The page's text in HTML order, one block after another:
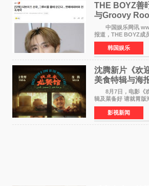
THE BOYZ善
与Groovy
活动并行
中国娱乐网讯
报道，THE BOYZ成
专属合约。AT AREA
Groovy Room创立
位实力派音乐人，在
韩国娱乐
沈腾新片《欢
美食特辑与海
温暖
8月7日，电影《欢
辑及菜备好 请就胃版
将于8月8日至10日
映。电影《欢迎来龙
片，讲述了中国
影视新闻